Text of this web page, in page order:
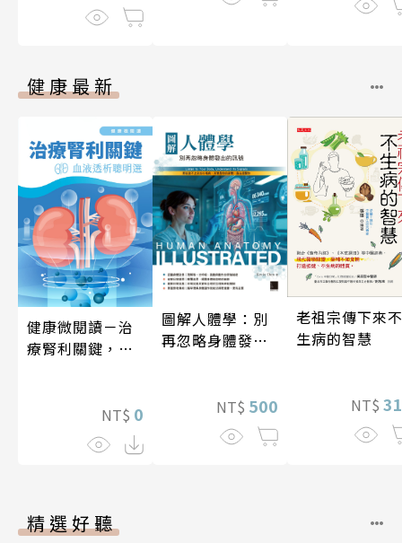
健康最新
健康微閱讀－治
療腎利關鍵，血
NT$ 0
圖解人體學：別
再忽略身體發出
NT$ 500
老祖宗傳下來不
生病的智慧
NT$
精選好聽